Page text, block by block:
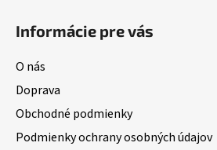
Informácie pre vás
O nás
Doprava
Obchodné podmienky
Podmienky ochrany osobných údajov